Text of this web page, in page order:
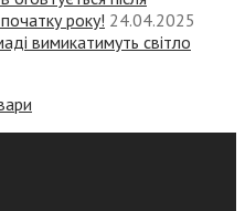
року! 24.04.2025
вимикатимуть світло